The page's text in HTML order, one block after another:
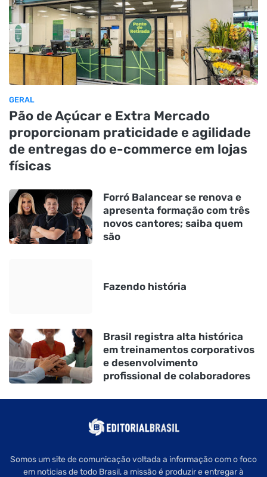
GERAL
Pão de Açúcar e Extra Mercado
proporcionam praticidade e agilidade
de entregas do e-commerce em lojas
físicas
Forró Balancear se renova e
apresenta formação com três
novos cantores; saiba quem
são
Fazendo história
Brasil registra alta histórica
em treinamentos corporativos
e desenvolvimento
profissional de colaboradores
Somos um site de comunicação voltada a informação com o foco
em noticias de todo Brasil, a missão é produzir e entregar à